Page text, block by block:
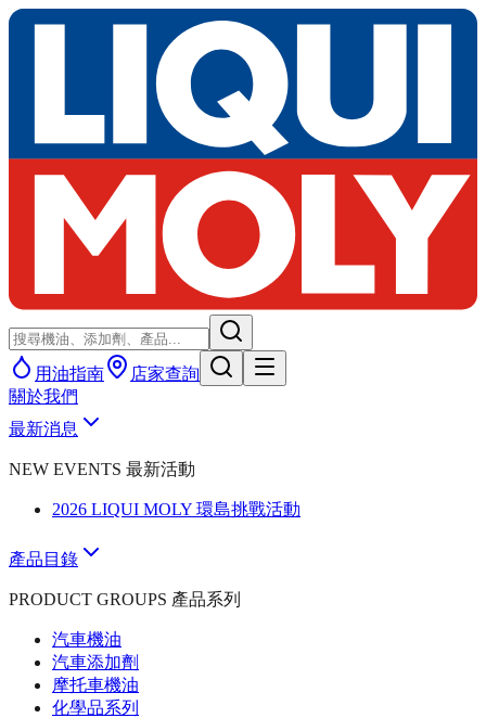
用油指南
店家查詢
關於我們
最新消息
NEW EVENTS 最新活動
2026 LIQUI MOLY 環島挑戰活動
產品目錄
PRODUCT GROUPS 產品系列
汽車機油
汽車添加劑
摩托車機油
化學品系列